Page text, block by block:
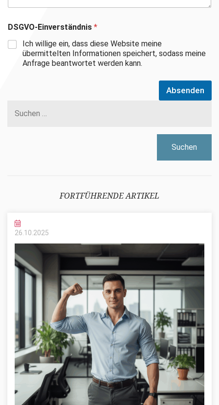
DSGVO-Einverständnis *
Ich willige ein, dass diese Website meine
übermittelten Informationen speichert, sodass meine
Anfrage beantwortet werden kann.
Absenden
FORTFÜHRENDE ARTIKEL
26.10.2025